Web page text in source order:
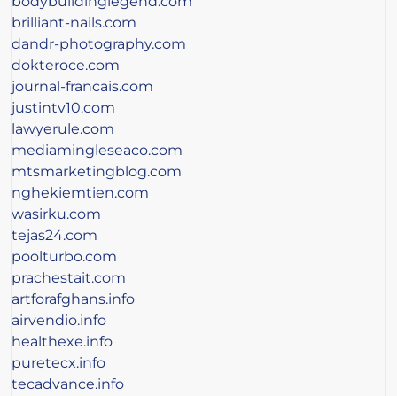
brilliant-nails.com
dandr-photography.com
dokteroce.com
journal-francais.com
justintv10.com
lawyerule.com
mediamingleseaco.com
mtsmarketingblog.com
nghekiemtien.com
wasirku.com
tejas24.com
poolturbo.com
prachestait.com
artforafghans.info
airvendio.info
healthexe.info
puretecx.info
tecadvance.info